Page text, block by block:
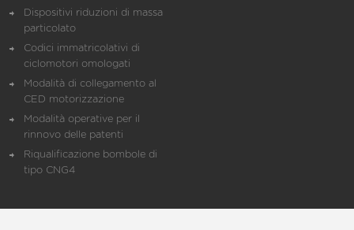
Dispositivi riduzioni di massa
particolato
Codici immatricolativi di
ciclomotori omologati
Modalità di collegamento al
CED motorizzazione
Modalità operative per il
rinnovo delle patenti
Riqualificazione bombole di
tipo CNG4